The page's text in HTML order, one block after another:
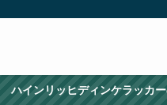
ハインリッヒディンケラッカ